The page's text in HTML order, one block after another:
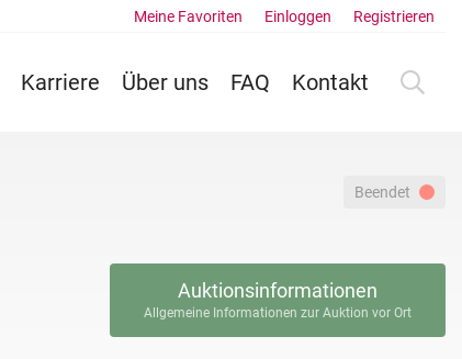
Karriere Über uns FAQ Kontakt
Meine Favoriten Einloggen Registrieren
Beendet
Auktionsinformationen
Allgemeine Informationen zur Auktion vor Ort